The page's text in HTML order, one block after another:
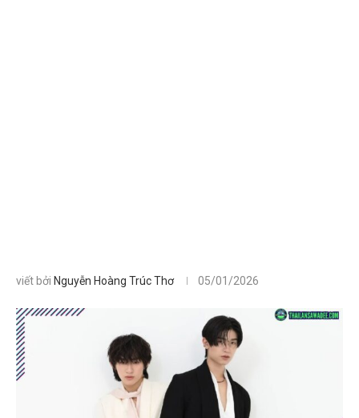
viết bởi Nguyễn Hoàng Trúc Thơ 05/01/2026